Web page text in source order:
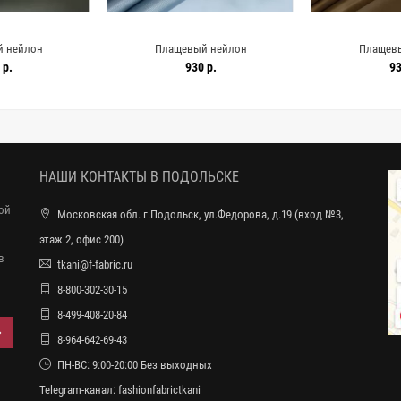
нейлон
MAX MARA
р.
Плащевый нейлон
водонепроницаемый MAX MARA
930 р.
НАШИ КОНТАКТЫ В ПОДОЛЬСКЕ
Московская обл. г.Подольск, ул.Федорова, д.19 (вход №3,
этаж 2, офис 200)
tkani@f-fabric.ru
8-800-302-30-15
8-499-408-20-84
8-964-642-69-43
ПН-ВС: 9:00-20:00 Без выходных
Telegram-канал: fashionfabrictkani